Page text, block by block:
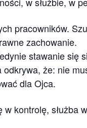
pracowników.
zachowanie.
stawanie się
że: nie
dla Ojca.
kontrolę, służba